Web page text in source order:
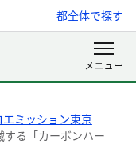
都全体で探す
エミッション東京
る「カーボンハー